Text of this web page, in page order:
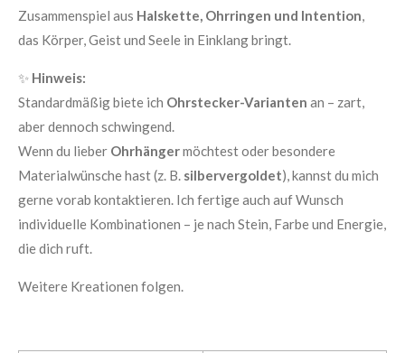
Zusammenspiel aus Halskette, Ohrringen und Intention,
das Körper, Geist und Seele in Einklang bringt.
✨ Hinweis:
Standardmäßig biete ich Ohrstecker-Varianten an – zart,
aber dennoch schwingend.
Wenn du lieber Ohrhängermöchtest oder besondere
Materialwünsche hast (z. B. silbervergoldet), kannst du mich
gerne vorab kontaktieren. Ich fertige auch auf Wunsch
individuelle Kombinationen – je nach Stein, Farbe und Energie,
die dich ruft.
Weitere Kreationen folgen.